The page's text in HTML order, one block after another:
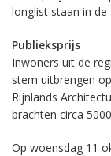
longlist staan in de
Publieksprijs
Inwoners uit de
stem uitbrengen
Rijnlands
brachten circa
Op woensdag 11